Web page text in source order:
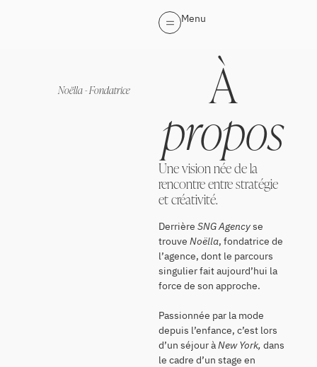
Menu
Noëlla - Fondatrice À
propos
Une vision née de la
rencontre entre stratégie
et créativité.
Derrière SNG Agencyse
trouve Noëlla, fondatrice de
l’agence, dont le parcours
singulier fait aujourd’hui la
force de son approche.
Passionnée par la mode
depuis l’enfance, c’est lors
d’un séjour àNew York, dans
le cadre d’un stage en